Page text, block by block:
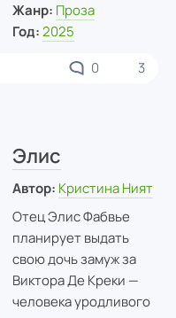
Жанр: Проза
Год: 2025
0 3
Элис
Автор: Кристина Ният
Отец Элис Фабвье
планирует выдать
свою дочь замуж за
Виктора Де Креки —
человека уродливого